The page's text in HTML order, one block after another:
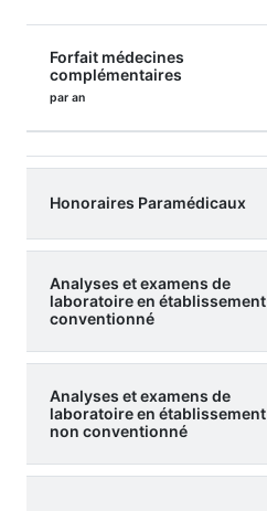
Forfait médecines
complémentaires
par an
Honoraires Paramédicaux
Analyses et examens de
laboratoire en établissement
conventionné
Analyses et examens de
laboratoire en établissement
non conventionné